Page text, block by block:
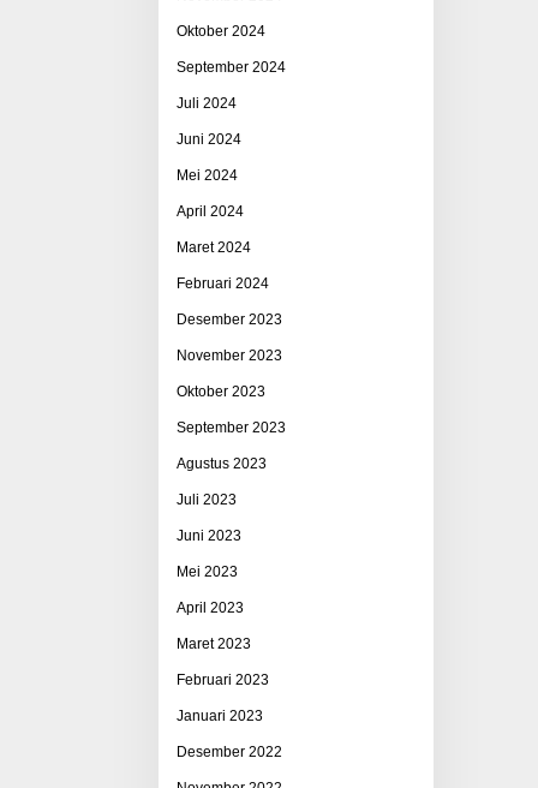
Oktober 2024
September 2024
Juli 2024
Juni 2024
Mei 2024
April 2024
Maret 2024
Februari 2024
Desember 2023
November 2023
Oktober 2023
September 2023
Agustus 2023
Juli 2023
Juni 2023
Mei 2023
April 2023
Maret 2023
Februari 2023
Januari 2023
Desember 2022